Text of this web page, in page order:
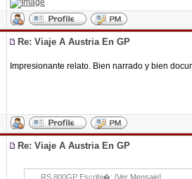
Re: Viaje A Austria En GP
Impresionante relato. Bien narrado y bien
Re: Viaje A Austria En GP
RS 800GP Escribi�: [Ver Mensaje]